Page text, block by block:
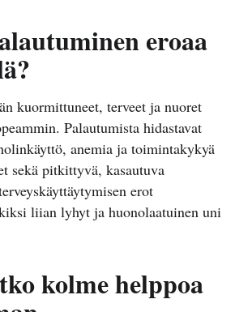
eroaa
kuormittuneet, terveet ja nuoret
Palautumista hidastavat
anemia ja toimintakykyä
sekä pitkittyvä, kasautuva
erot
liian lyhyt ja huonolaatuinen uni
kolme helppoa